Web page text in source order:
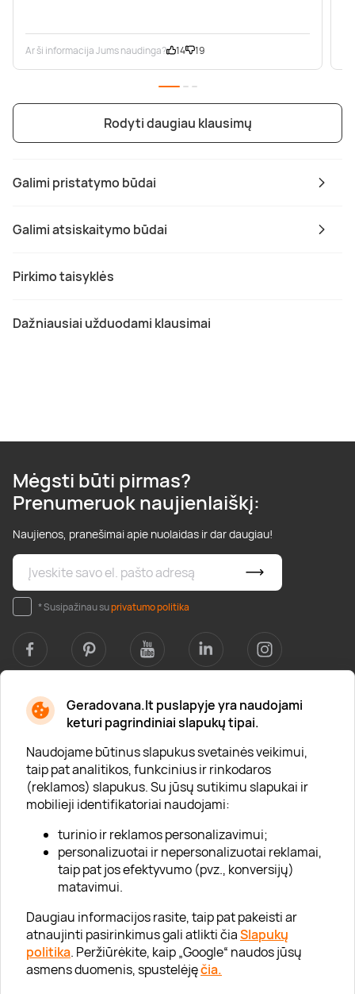
Geradovana.lt puslapyje yra naudojami
keturi pagrindiniai slapukų tipai.
Naudojame būtinus slapukus svetainės veikimui,
taip pat analitikos, funkcinius ir rinkodaros
(reklamos) slapukus. Su jūsų sutikimu slapukai ir
mobilieji identifikatoriai naudojami:
turinio ir reklamos personalizavimui;
personalizuotai ir nepersonalizuotai reklamai,
taip pat jos efektyvumo (pvz., konversijų)
matavimui.
Daugiau informacijos rasite, taip pat pakeisti ar
atnaujinti pasirinkimus gali atlikti čiaSlapukų
politika. Peržiūrėkite, kaip „Google“ naudos jūsų
asmens duomenis, spustelėjęčia.
Galimi pristatymo būdai
Galimi atsiskaitymo būdai
Pirkimo taisyklės
Dažniausiai užduodami klausimai
Ar ši informacija Jums naudinga? 14 19
Rodyti daugiau klausimų
Mėgsti būti pirmas?
Prenumeruok naujienlaiškį:
Naujienos, pranešimai apie nuolaidas ir dar daugiau!
* Susipažinau suprivatumo politika
Apie mus
Apie „Gera Dovana“
Lojalumo klubas
Karjera
Visi partneriai
Kontaktai
Tinklaraštis
Informacija